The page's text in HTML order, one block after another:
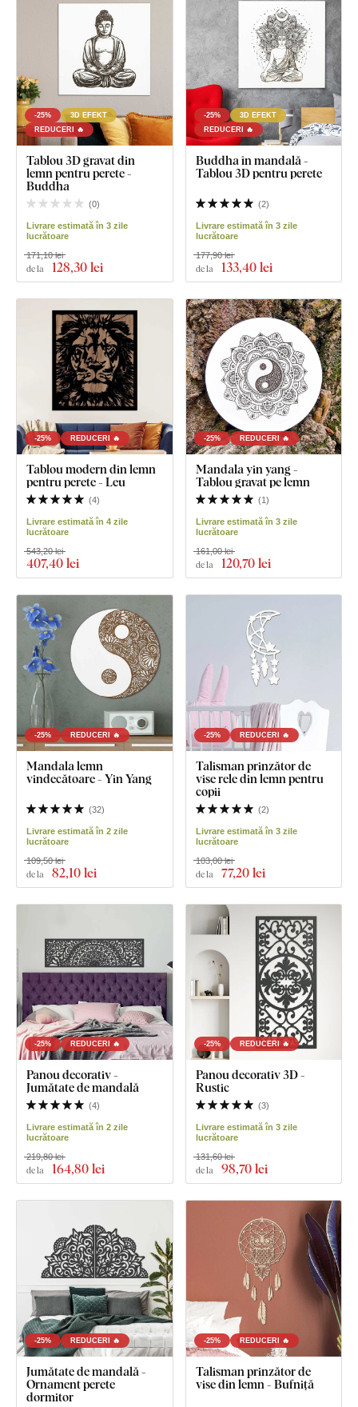
-25%
3D EFEKT
REDUCERI 🔥
Tablou 3D gravat din
lemn pentru perete -
Buddha
(0)
Livrare estimată în 3 zile
lucrătoare
de la 128,30 lei
171,10 lei
-25%
3D EFEKT
REDUCERI 🔥
Buddha în mandală -
Tablou 3D pentru perete
(2)
Livrare estimată în 3 zile
lucrătoare
de la 133,40 lei
177,90 lei
-25% REDUCERI 🔥
Tablou modern din lemn
pentru perete - Leu
(4)
Livrare estimată în 4 zile
lucrătoare
407,40 lei
543,20 lei
-25% REDUCERI 🔥
Mandala yin yang -
Tablou gravat pe lemn
(1)
Livrare estimată în 3 zile
lucrătoare
de la 120,70 lei
161,00 lei
-25% REDUCERI 🔥
Mandala lemn
vindecătoare - Yin Yang
(32)
Livrare estimată în 2 zile
lucrătoare
de la 82,10 lei
109,50 lei
-25% REDUCERI 🔥
Talisman prinzător de
vise rele din lemn pentru
copii
(2)
Livrare estimată în 3 zile
lucrătoare
de la 77,20 lei
103,00 lei
-25% REDUCERI 🔥
Panou decorativ -
Jumătate de mandală
(4)
Livrare estimată în 2 zile
lucrătoare
de la 164,80 lei
219,80 lei
-25% REDUCERI 🔥
Panou decorativ 3D -
Rustic
(3)
Livrare estimată în 3 zile
lucrătoare
de la 98,70 lei
131,60 lei
-25% REDUCERI 🔥
Jumătate de mandală -
Ornament perete
dormitor
-25% REDUCERI 🔥
Talisman prinzător de
vise din lemn - Bufniță